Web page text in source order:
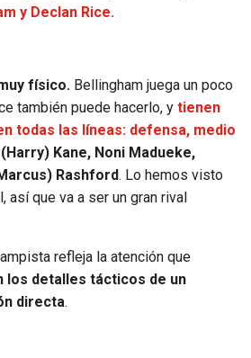
y Declan Rice.
físico. Bellingham juega un poco
también puede hacerlo, y tienen
todas las líneas: defensa, medio
(Harry) Kane, Noni Madueke,
Rashford. Lo hemos visto
que va a ser un gran rival
refleja la atención que
los detalles tácticos de un
directa.